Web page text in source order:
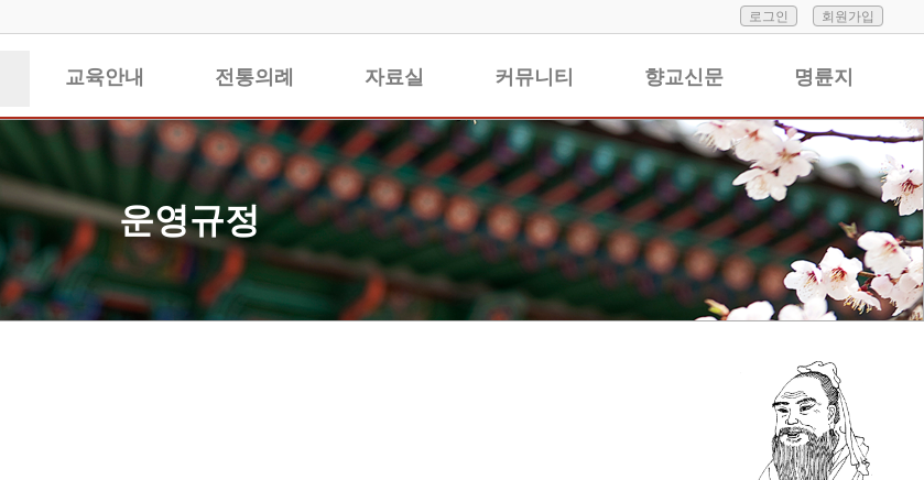
로그인 회원가입
교육안내 전통의례 자료실 커뮤니티 향교신문 명륜지
운영규정